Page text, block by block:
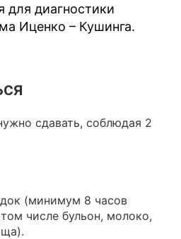
для диагностики
Иценко – Кушинга.
сдавать, соблюдая 2
(минимум 8 часов
числе бульон, молоко,